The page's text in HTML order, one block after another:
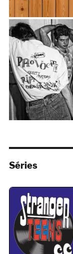
Séries